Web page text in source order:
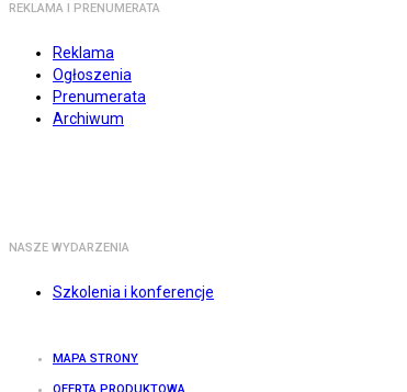
REKLAMA I PRENUMERATA
Reklama
Ogłoszenia
Prenumerata
Archiwum
NASZE WYDARZENIA
Szkolenia i konferencje
MAPA STRONY